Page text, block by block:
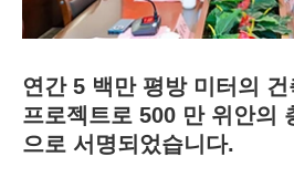
연간 5 백만 평방 미터의
프로젝트로 500 만 위안의
으로 서명되었습니다.